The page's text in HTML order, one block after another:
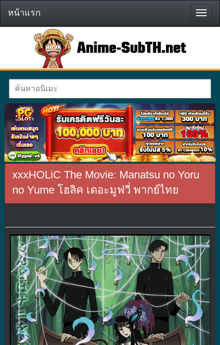
หน้า
แรก
หน้าแรก
xxxHOLiC The Movie: Manatsu no Yoru
no Yume โฮลิค เดอะมูฟวี่ พากย์ไทย